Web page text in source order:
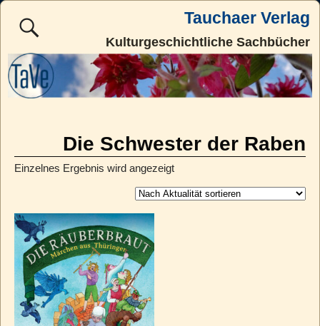
Tauchaer Verlag
Kulturgeschichtliche Sachbücher
Die Schwester der Raben
Einzelnes Ergebnis wird angezeigt